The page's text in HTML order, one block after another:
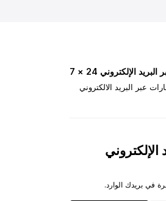
الإلكتروني 24 × 7
عبر البريد الالكتروني
في بريدك الوارد.